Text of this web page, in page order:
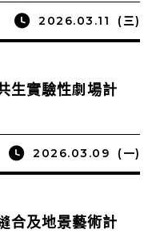
2026.03.11 (三)
生實驗性劇場計
2026.03.09 (一)
合及地景藝術計